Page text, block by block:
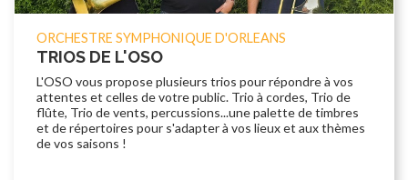
ORCHESTRE SYMPHONIQUE D'ORLEANS
TRIOS DE L'OSO
L'OSO vous propose plusieurs trios pour répondre à vos
attentes et celles de votre public. Trio à cordes, Trio de
flûte, Trio de vents, percussions...une palette de timbres
et de répertoires pour s'adapter à vos lieux et aux thèmes
de vos saisons !